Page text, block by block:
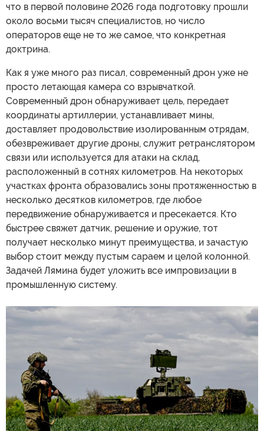
что в первой половине 2026 года подготовку прошли
около восьми тысяч специалистов, но число
операторов еще не то же самое, что конкретная
доктрина.
Как я уже много раз писал, современный дрон уже не
просто летающая камера со взрывчаткой.
Современный дрон обнаруживает цель, передает
координаты артиллерии, устанавливает мины,
доставляет продовольствие изолированным отрядам,
обезвреживает другие дроны, служит ретранслятором
связи или используется для атаки на склад,
расположенный в сотнях километров. На некоторых
участках фронта образовались зоны протяженностью в
несколько десятков километров, где любое
передвижение обнаруживается и пресекается. Кто
быстрее свяжет датчик, решение и оружие, тот
получает несколько минут преимущества, и зачастую
выбор стоит между пустым сараем и целой колонной.
Задачей Лямина будет уложить все импровизации в
промышленную систему.